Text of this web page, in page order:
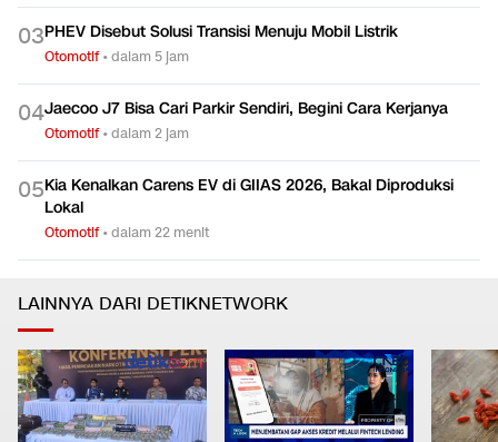
03PHEV Disebut Solusi Transisi Menuju Mobil Listrik
Otomotif•dalam 5 jam
04Jaecoo J7 Bisa Cari Parkir Sendiri, Begini Cara Kerjanya
Otomotif•dalam 2 jam
05Kia Kenalkan Carens EV di GIIAS 2026, Bakal Diproduksi
Lokal
Otomotif•dalam 22 menit
LAINNYA DARI DETIKNETWORK